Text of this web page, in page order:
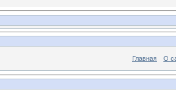
Главная О